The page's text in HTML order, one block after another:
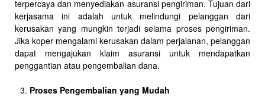
terpercaya dan menyediakan asuransi pengiriman. Tujuan dari
kerjasama ini adalah untuk melindungi pelanggan dari
kerusakan yang mungkin terjadi selama proses pengiriman.
Jika koper mengalami kerusakan dalam perjalanan, pelanggan
dapat mengajukan klaim asuransi untuk mendapatkan
penggantian atau pengembalian dana.
Proses Pengembalian yang Mudah